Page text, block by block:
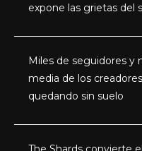
expone las grietas del
Miles de seguidores y
media de los
quedando sin suelo